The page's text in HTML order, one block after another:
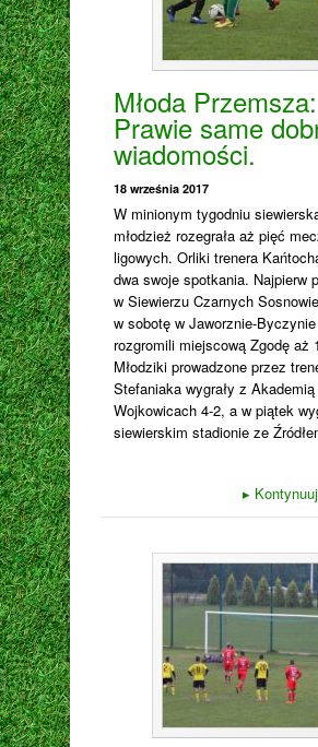
Młoda Przemsza:
Prawie same
wiadomości.
18 września 2017
W minionym tygodniu
młodzież rozegrała aż pięć
ligowych. Orliki trenera
dwa swoje spotkania. Najpierw
w Siewierzu Czarnych
w sobotę w Jaworznie-Byczynie
rozgromili miejscową Zgodę aż
Młodziki prowadzone przez
Stefaniaka wygrały z
Wojkowicach 4-2, a w piątek
siewierskim stadionie ze
▸